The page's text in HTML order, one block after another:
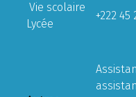
Vie scolaire
Lycée
+222 45